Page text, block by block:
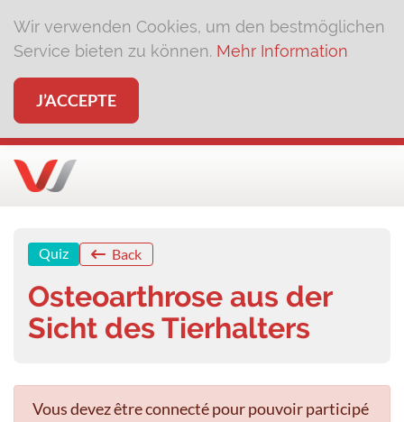
Wir verwenden Cookies, um den bestmöglichen
Service bieten zu können. Mehr Information
J’ACCEPTE
Quiz Back
Osteoarthrose aus der
Sicht des Tierhalters
Vous devez être connecté pour pouvoir participé